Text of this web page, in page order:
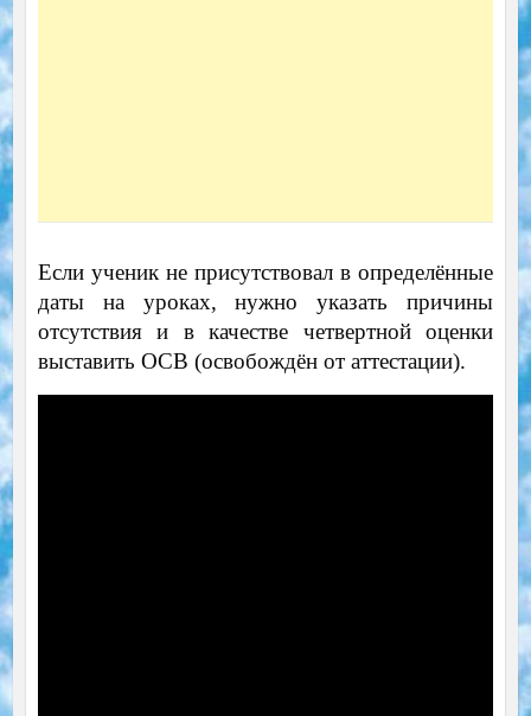
Если ученик не присутствовал в определённые
даты на уроках, нужно указать причины
отсутствия и в качестве четвертной оценки
выставить ОСВ (освобождён от аттестации).